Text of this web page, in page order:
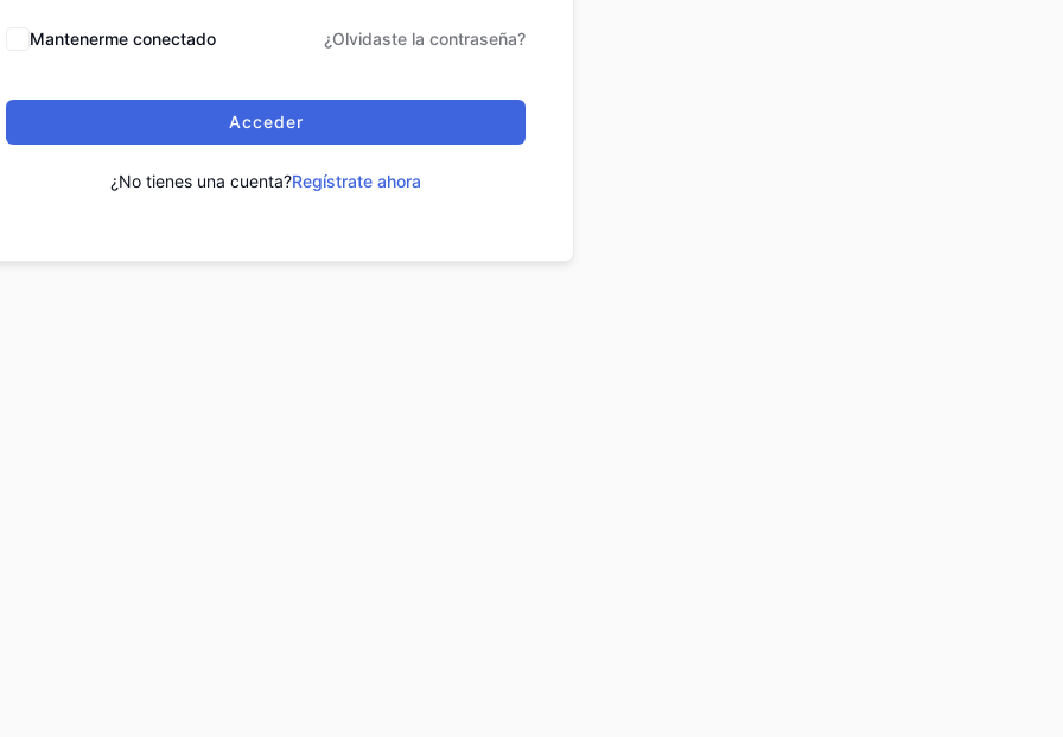
Mantenerme conectado ¿Olvidaste la contraseña?
Acceder
¿No tienes una cuenta?Regístrate ahora